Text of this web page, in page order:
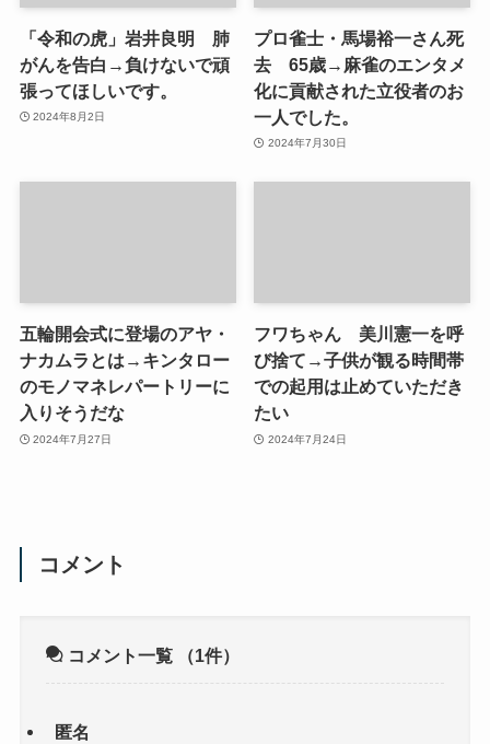
「令和の虎」岩井良明 肺
がんを告白→負けないで頑
張ってほしいです。
2024年8月2日
プロ雀士・馬場裕一さん死
去 65歳→麻雀のエンタメ
化に貢献された立役者のお
一人でした。
2024年7月30日
五輪開会式に登場のアヤ・
ナカムラとは→キンタロー
のモノマネレパートリーに
入りそうだな
2024年7月27日
フワちゃん 美川憲一を呼
び捨て→子供が観る時間帯
での起用は止めていただき
たい
2024年7月24日
コメント
コメント一覧 （1件）
匿名